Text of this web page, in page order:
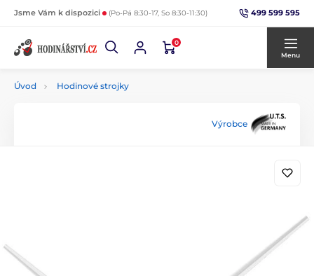
Jsme Vám k dispozici (Po-Pá 8:30-17, So 8:30-11:30) 499 599 595
0
Menu
Úvod Hodinové strojky
Výrobce